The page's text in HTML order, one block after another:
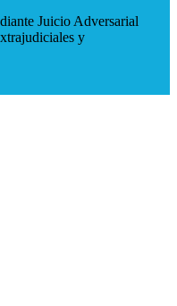
Juicio Adversarial
y